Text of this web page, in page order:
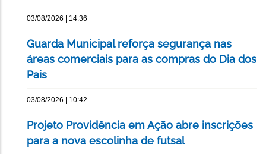
03/08/2026 | 14:36
Guarda Municipal reforça segurança nas
áreas comerciais para as compras do Dia dos
Pais
03/08/2026 | 10:42
Projeto Providência em Ação abre inscrições
para a nova escolinha de futsal